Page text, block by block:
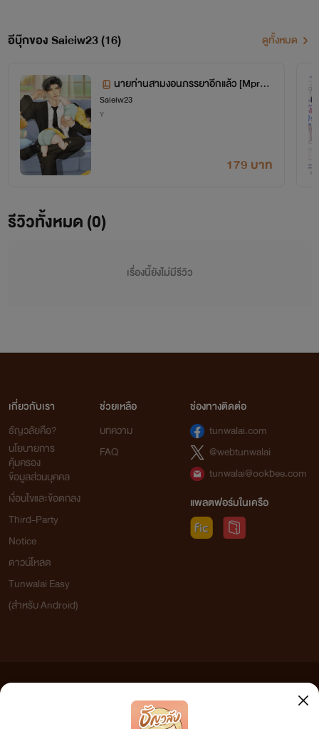
กอ่านทุกท่านด้วยนะคะ
อีบุ๊กของ Saieiw23 (16) ดูทั้งหมด
นายท่านสามงอนภรรยาอีกแล้ว [Mpre
g]
Saieiw23
Y
179 บาท
รีวิวทั้งหมด (0)
เรื่องนี้ยังไม่มีรีวิว
เกี่ยวกับเรา
ธัญวลัยคือ?
นโยบายการ
คุ้มครอง
ข้อมูลส่วนบุคคล
เงื่อนไขและข้อตกลง
Third-Party
Notice
ดาวน์โหลด
Tunwalai Easy
(สำหรับ Android)
ช่วยเหลือ
บทความ
FAQ
ช่องทางติดต่อ
tunwalai.com
@webtunwalai
tunwalai@ookbee.com
แพลตฟอร์มในเครือ
เว็บไซต์แห่งนี้ไม่ได้เห็นด้วยและไม่ขอรับผิดชอบต่อข้อความใดๆ ทั้งสิ้น ดังนั้นผู้อ่านทุกท่านโปรดใช้
วิจารณญาณในการกลั่นกรองด้วยตนเอง และหากท่านพบข้อความใดๆ ที่ขัดต่อกฎหมายและศีลธรรม